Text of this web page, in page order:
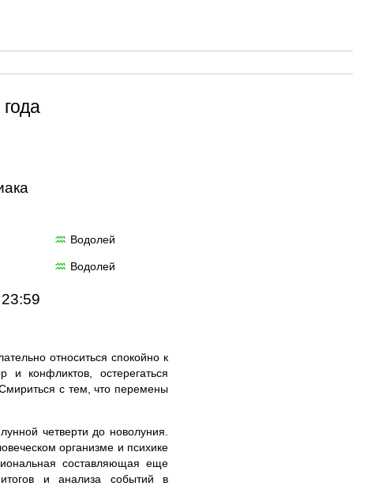
♒ Водолей
♒ Водолей
относиться спокойно к
и конфликтов, остерегаться
с тем, что перемены
четверти до новолуния.
организме и психике
составляющая еще
и анализа событий в